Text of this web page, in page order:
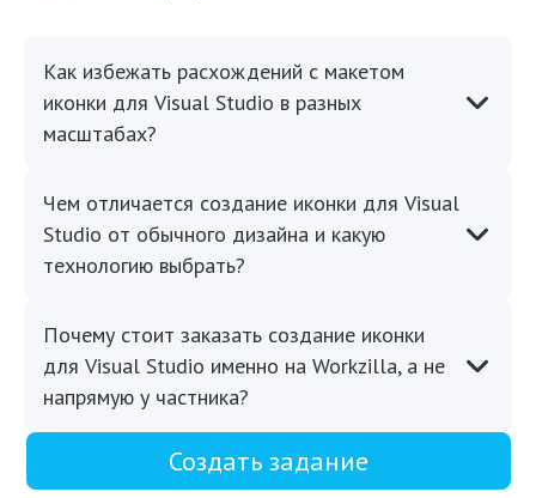
Как избежать расхождений с макетом
иконки для Visual Studio в разных
масштабах?
Чем отличается создание иконки для Visual
Studio от обычного дизайна и какую
технологию выбрать?
Почему стоит заказать создание иконки
для Visual Studio именно на Workzilla, а не
напрямую у частника?
Создать задание